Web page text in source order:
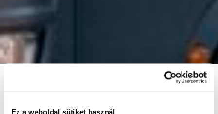
Ez a weboldal sütiket használ